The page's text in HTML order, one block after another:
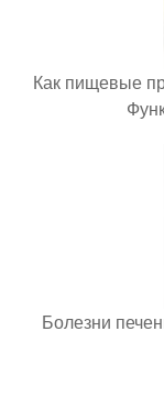
Как пищевые
Болезни